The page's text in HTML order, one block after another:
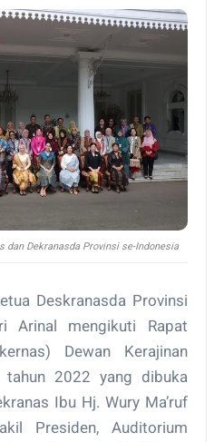
dan Dekranasda Provinsi se-Indonesia
Deskranasda Provinsi
Arinal mengikuti Rapat
Dewan Kerajinan
tahun 2022 yang dibuka
Ibu Hj. Wury Ma’ruf
Presiden, Auditorium